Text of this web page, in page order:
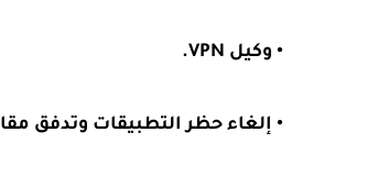
• وكيل VPN.
• إلغاء حظر التطبيقات وتدفق